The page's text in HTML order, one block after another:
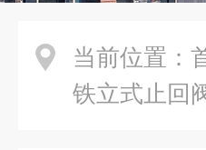
当前位置：
铁立式止回